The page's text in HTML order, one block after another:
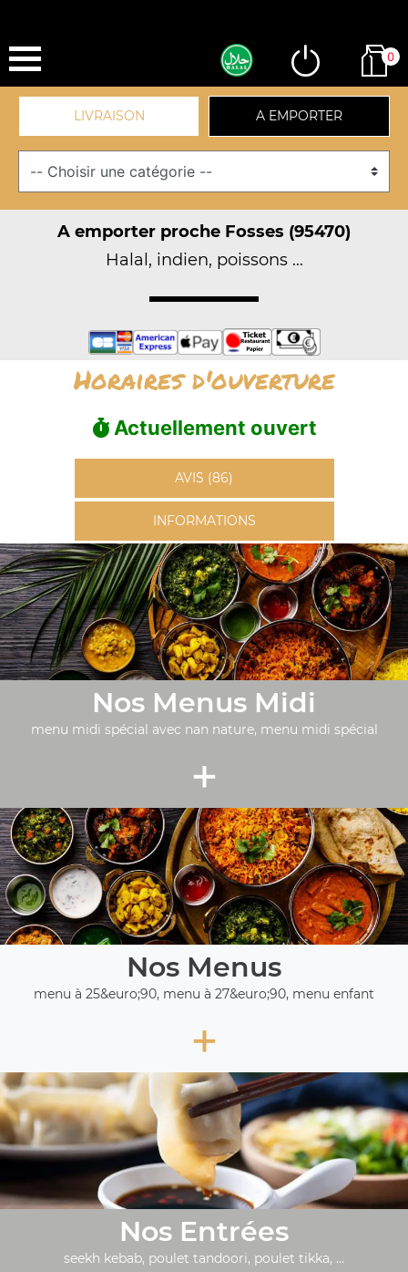
0
LIVRAISON A EMPORTER
A emporter proche Fosses (95470)
Halal, indien, poissons ...
Horaires d'ouverture
Actuellement ouvert
AVIS (86)
INFORMATIONS
Nos Menus Midi
menu midi spécial avec nan nature, menu midi spécial
+
Nos Menus
menu à 25&euro;90, menu à 27&euro;90, menu enfant
+
Nos Entrées
seekh kebab, poulet tandoori, poulet tikka, ...